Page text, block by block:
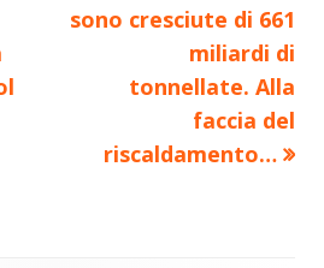
sono cresciute di 661
miliardi di
tonnellate. Alla
faccia del
riscaldamento…